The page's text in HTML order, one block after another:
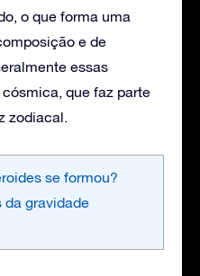
o que forma uma
e de
essas
que faz parte
zodiacal.
se formou?
da gravidade